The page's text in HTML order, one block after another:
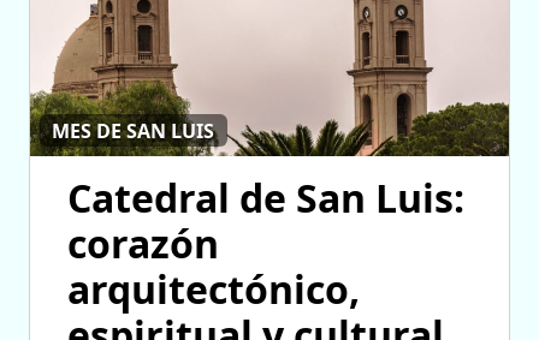
MES DE SAN LUIS
Catedral de San Luis:
corazón
arquitectónico,